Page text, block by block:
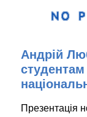
Андрій
Презентація